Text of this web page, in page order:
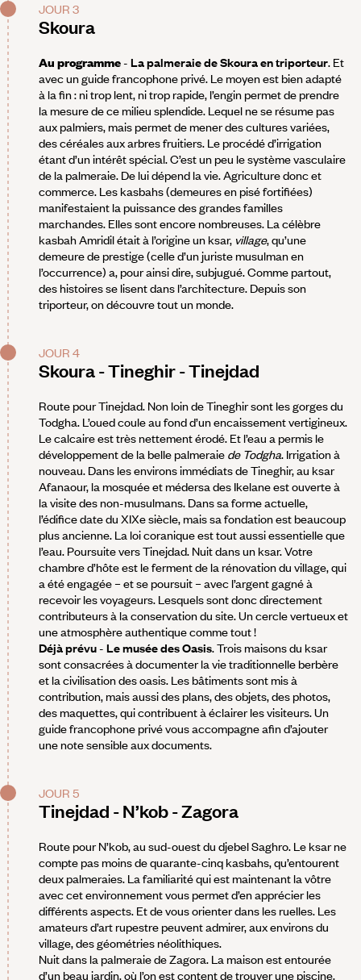
JOUR 3
Skoura
Au programme- La palmeraie de Skoura en triporteur. Et
avec un guide francophone privé. Le moyen est bien adapté
à la fin : ni trop lent, ni trop rapide, l’engin permet de prendre
la mesure de ce milieu splendide. Lequel ne se résume pas
aux palmiers, mais permet de mener des cultures variées,
des céréales aux arbres fruitiers. Le procédé d’irrigation
étant d’un intérêt spécial. C’est un peu le système vasculaire
de la palmeraie. De lui dépend la vie. Agriculture donc et
commerce. Les kasbahs (demeures en pisé fortifiées)
manifestaient la puissance des grandes familles
marchandes. Elles sont encore nombreuses. La célèbre
kasbah Amridil était à l’origine un ksar, village, qu’une
demeure de prestige (celle d’un juriste musulman en
l’occurrence) a, pour ainsi dire, subjugué. Comme partout,
des histoires se lisent dans l’architecture. Depuis son
triporteur, on découvre tout un monde.
JOUR 4
Skoura - Tineghir - Tinejdad
Route pour Tinejdad. Non loin de Tineghir sont les gorges du
Todgha. L’oued coule au fond d’un encaissement vertigineux.
Le calcaire est très nettement érodé. Et l’eau a permis le
développement de la belle palmeraie de Todgha. Irrigation à
nouveau. Dans les environs immédiats de Tineghir, au ksar
Afanaour, la mosquée et médersa des Ikelane est ouverte à
la visite des non-musulmans. Dans sa forme actuelle,
l’édifice date du XIXe siècle, mais sa fondation est beaucoup
plus ancienne. La loi coranique est tout aussi essentielle que
l’eau. Poursuite vers Tinejdad. Nuit dans un ksar. Votre
chambre d’hôte est le ferment de la rénovation du village, qui
a été engagée – et se poursuit – avec l’argent gagné à
recevoir les voyageurs. Lesquels sont donc directement
contributeurs à la conservation du site. Un cercle vertueux et
une atmosphère authentique comme tout !
Déjà prévu- Le musée des Oasis. Trois maisons du ksar
sont consacrées à documenter la vie traditionnelle berbère
et la civilisation des oasis. Les bâtiments sont mis à
contribution, mais aussi des plans, des objets, des photos,
des maquettes, qui contribuent à éclairer les visiteurs. Un
guide francophone privé vous accompagne afin d’ajouter
une note sensible aux documents.
JOUR 5
Tinejdad - N’kob - Zagora
Route pour N’kob, au sud-ouest du djebel Saghro. Le ksar ne
compte pas moins de quarante-cinq kasbahs, qu’entourent
deux palmeraies. La familiarité qui est maintenant la vôtre
avec cet environnement vous permet d’en apprécier les
différents aspects. Et de vous orienter dans les ruelles. Les
amateurs d’art rupestre peuvent admirer, aux environs du
village, des géométries néolithiques.
Nuit dans la palmeraie de Zagora. La maison est entourée
d’un beau jardin, où l’on est content de trouver une piscine.